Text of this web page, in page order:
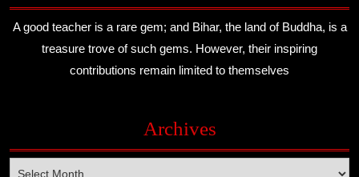
A good teacher is a rare gem; and Bihar, the land of Buddha, is a
treasure trove of such gems. However, their inspiring
contributions remain limited to themselves
Archives